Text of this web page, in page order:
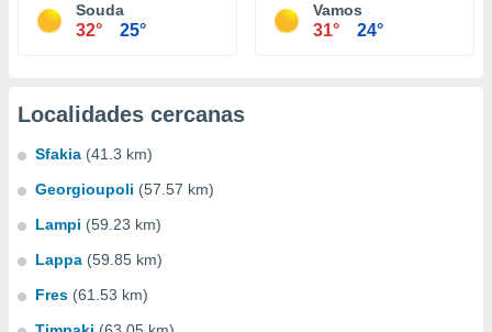
Souda
32° 25°
Vamos
31° 24°
Localidades cercanas
Sfakia (41.3 km)
Georgioupoli (57.57 km)
Lampi (59.23 km)
Lappa (59.85 km)
Fres (61.53 km)